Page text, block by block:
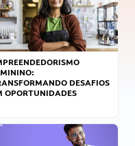
DESAFIOS
OPORTUNIDADES